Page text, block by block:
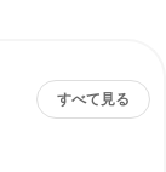
すべて見る